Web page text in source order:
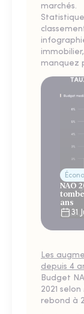
marchés.
manquez
NAO
ans
31
Les
depuis 4
Budget
2021
rebond à